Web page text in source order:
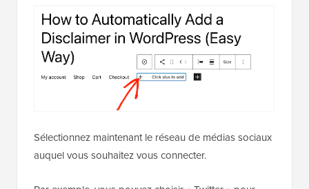
Sélectionnez maintenant le réseau de médias sociaux
auquel vous souhaitez vous connecter.